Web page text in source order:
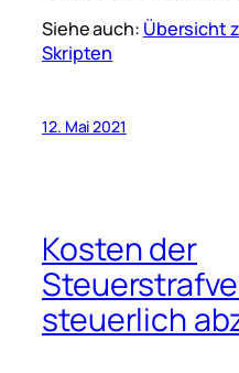
Siehe auch: Übersicht
Skripten
12. Mai 2021
Kosten der
steuerlich